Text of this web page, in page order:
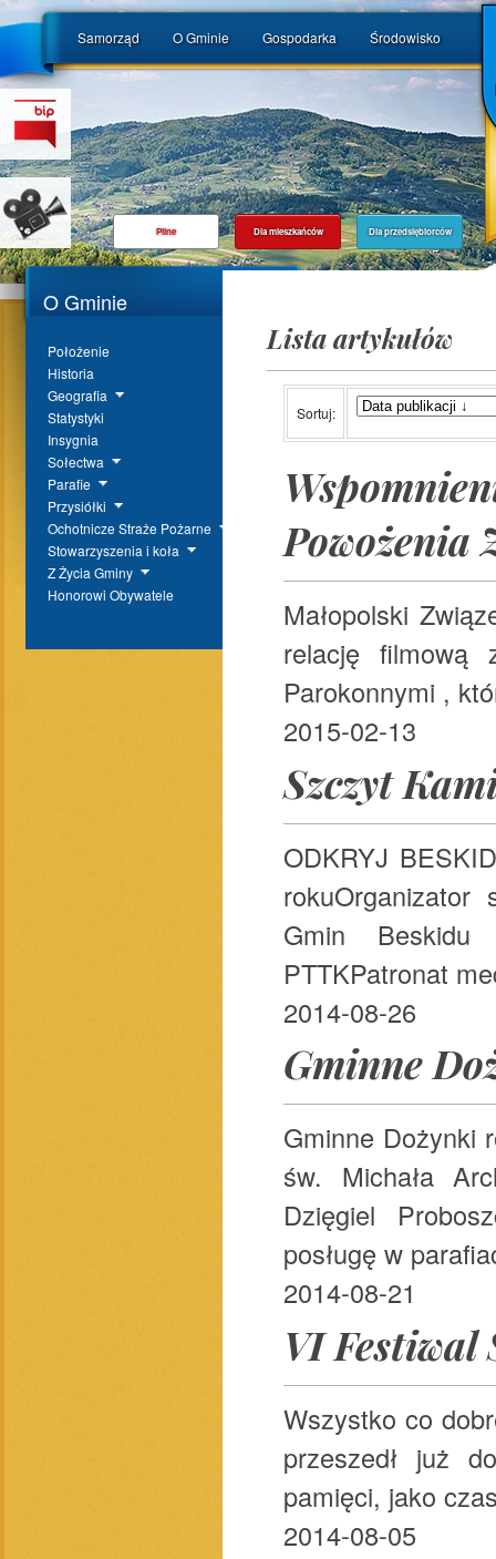
Samorząd O Gminie Gospodarka Środowisko
Pilne Dla mieszkańców Dla przedsiębiorców
O Gminie
Położenie
Historia
Geografia
Statystyki
Insygnia
Sołectwa
Parafie
Przysiółki
Ochotnicze Straże Pożarne
Stowarzyszenia i koła
Z Życia Gminy
Honorowi Obywatele
Lista artykułów
Sortuj:
Powożenia
Małopolski
relację filmową
Parokonnymi ,
2015-02-13
Szczyt
ODKRYJ
Gmin Beskidu
PTTKPatronat
2014-08-26
Gminne
Gminne Dożynki
św. Michała
Dzięgiel
posługę w
2014-08-21
VI
Wszystko co
przeszedł już
pamięci, jako
2014-08-05